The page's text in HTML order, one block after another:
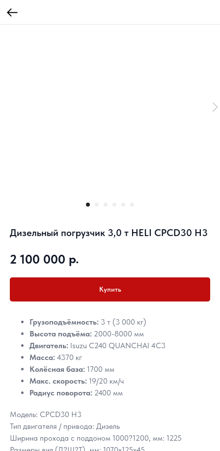
Дизельный погрузчик 3,0 т HELI CPCD30 H3
2 100 000 р.
Купить
Грузоподъёмность: 3 т (3 000 кг)
Высота подъёма: 2000-8000 мм
Двигатель: Isuzu C240 QUANCHAI 4C3
Масса: 4370 кг
Колёсная база: 1700 мм
Макс. скорость: 19/20 км/ч
Радиус поворота: 2400 мм
Модель: CPCD30 H3
Тип двигателя / привода: Дизель
Ширина прохода с поддоном 1000?1200, мм: 1225